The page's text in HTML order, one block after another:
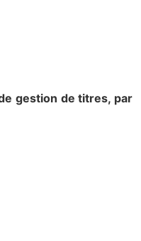
gestion de titres, par